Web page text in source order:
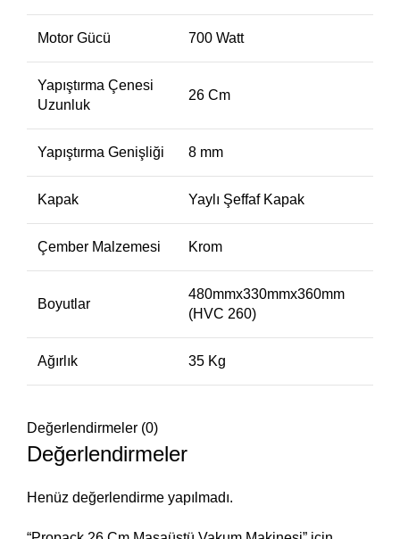
Motor Gücü 700 Watt
Yapıştırma Çenesi
Uzunluk
26 Cm
Yapıştırma Genişliği 8 mm
Kapak Yaylı Şeffaf Kapak
Çember Malzemesi Krom
Boyutlar
480mmx330mmx360mm
(HVC 260)
Ağırlık 35 Kg
Değerlendirmeler (0)
Değerlendirmeler
Henüz değerlendirme yapılmadı.